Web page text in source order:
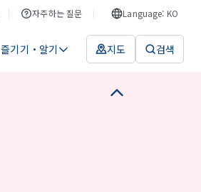
자주하는 질문 Language: KO
즐기기・알기 지도 검색